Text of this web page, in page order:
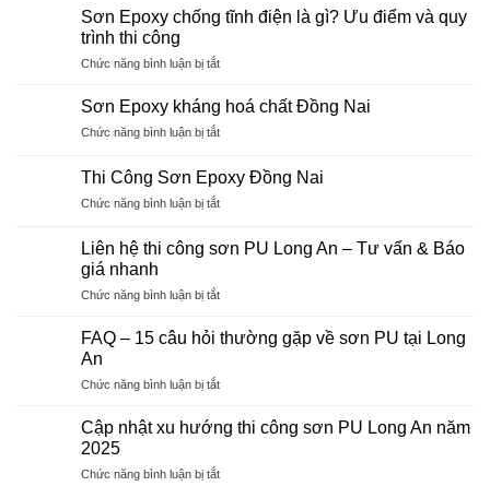
Sơn Epoxy chống tĩnh điện là gì? Ưu điểm và quy
trình thi công
Chức năng bình luận bị tắtở
Epoxy
chống
tĩnh
là
Ưu
và
thi
Sơn Epoxy kháng hoá chất Đồng Nai
Chức năng bình luận bị tắtở
Epoxy
kháng
hoá
Đồng
Thi Công Sơn Epoxy Đồng Nai
Chức năng bình luận bị tắtở
Công
Sơn
Đồng
Liên hệ thi công sơn PU Long An – Tư vấn & Báo
giá nhanh
Chức năng bình luận bị tắtở
hệ
sơn
Long
Tư
FAQ – 15 câu hỏi thường gặp về sơn PU tại Long
An
Chức năng bình luận bị tắtở
15
hỏi
Cập nhật xu hướng thi công sơn PU Long An năm
2025
Chức năng bình luận bị tắtở